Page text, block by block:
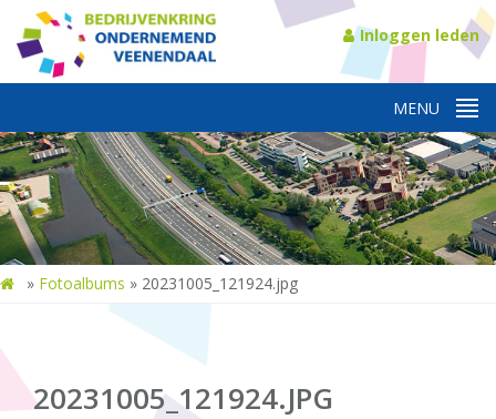
Inloggen leden
» Fotoalbums » 20231005_121924.jpg
20231005_121924.JPG